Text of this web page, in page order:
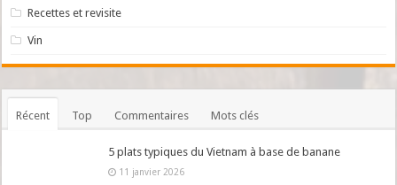
Recettes et revisite
Vin
Récent Top Commentaires Mots clés
5 plats typiques du Vietnam à base de banane
11 janvier 2026